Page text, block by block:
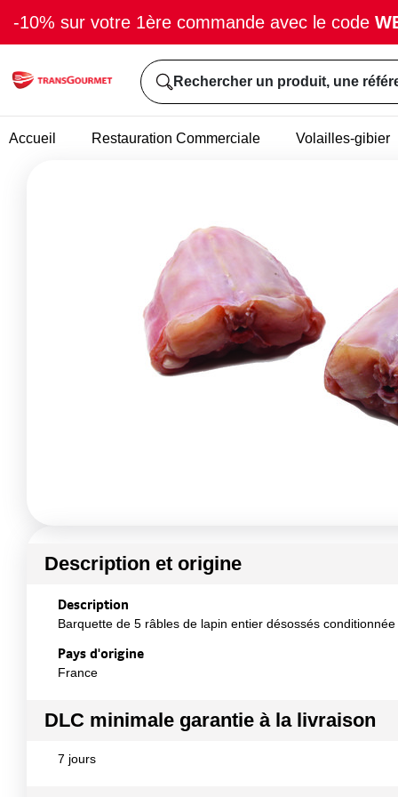
-10% sur votre 1ère commande avec le code
Rechercher un produit, une
Accueil Restauration Commerciale Volailles-gibier
Description et origine
Description
Barquette de 5 râbles de lapin entier désossés
Pays d'origine
France
DLC minimale garantie à la livraison
7 jours